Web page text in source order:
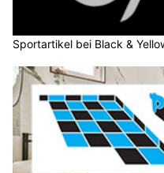
Sportartikel bei Black &